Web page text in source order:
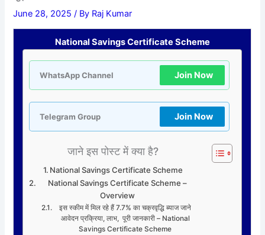
June 28, 2025/ By Raj Kumar
National Savings Certificate Scheme
WhatsApp Channel Join Now
Telegram Group Join Now
जाने इस पोस्ट में क्या है?
National Savings Certificate Scheme
National Savings Certificate Scheme –
Overview
इस स्कीम में मिल रहे हैं 7.7% का चक्रवृद्धि ब्याज जाने
आवेदन प्रक्रिया, लाभ, पूरी जानकारी – National
Savings Certificate Scheme